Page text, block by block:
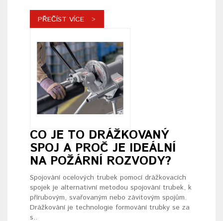
PŘEČÍST VÍCE
CO JE TO DRÁŽKOVANÝ
SPOJ A PROČ JE IDEÁLNÍ
NA POŽÁRNÍ ROZVODY?
Spojování ocelových trubek pomocí drážkovacích
spojek je alternativní metodou spojování trubek, k
přírubovým, svařovaným nebo závitovým spojům.
Drážkování je technologie formování trubky se za
s..